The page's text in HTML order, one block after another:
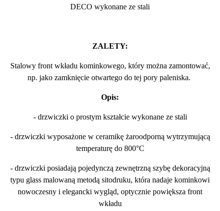
DECO wykonane ze stali
ZALETY:
Stalowy front wkładu kominkowego, który można zamontować,
np. jako zamknięcie otwartego do tej pory paleniska.
Opis:
- drzwiczki o prostym kształcie wykonane ze stali
- drzwiczki wyposażone w ceramikę żaroodporną wytrzymującą
temperaturę do 800°C
- drzwiczki posiadają pojedynczą zewnętrzną szybę dekoracyjną
typu glass malowaną metodą sitodruku, która nadaje kominkowi
nowoczesny i elegancki wygląd, optycznie powiększa front
wkładu